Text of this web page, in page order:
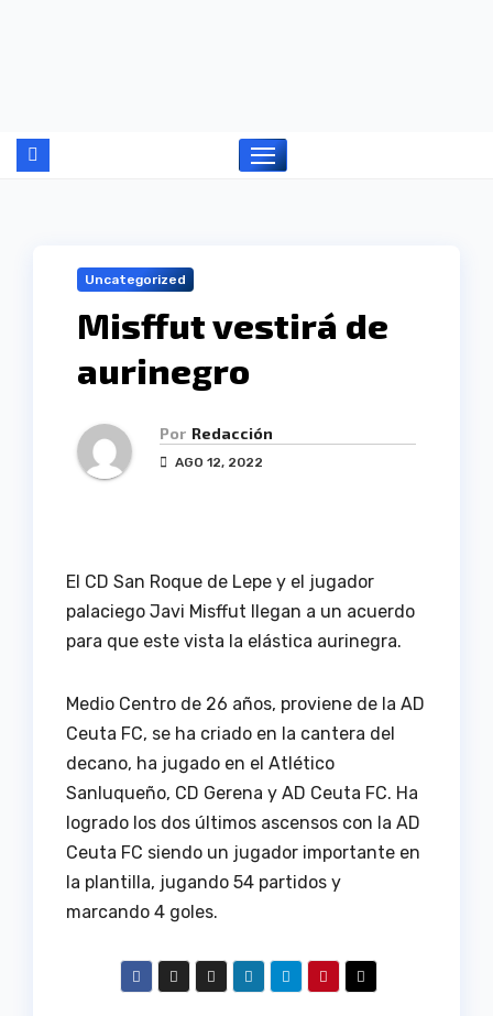
Uncategorized
Misffut vestirá de
aurinegro
Por Redacción
AGO 12, 2022
El CD San Roque de Lepe y el jugador
palaciego Javi Misffut llegan a un acuerdo
para que este vista la elástica aurinegra.
Medio Centro de 26 años, proviene de la AD
Ceuta FC, se ha criado en la cantera del
decano, ha jugado en el Atlético
Sanluqueño, CD Gerena y AD Ceuta FC. Ha
logrado los dos últimos ascensos con la AD
Ceuta FC siendo un jugador importante en
la plantilla, jugando 54 partidos y
marcando 4 goles.